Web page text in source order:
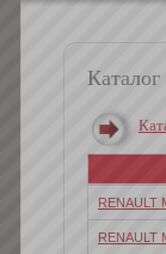
Каталог
RENAULT
RENAULT